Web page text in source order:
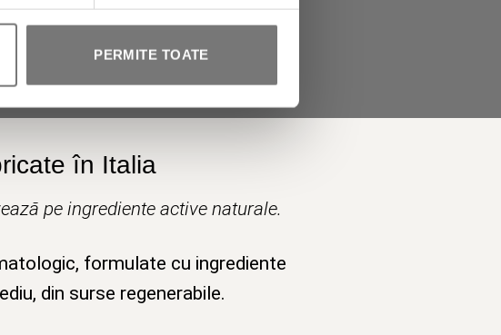
PERMITE TOATE
în Italia
pe ingrediente active naturale.
formulate cu ingrediente
din surse regenerabile.